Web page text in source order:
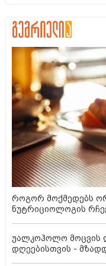
როგორ მოქმედებს
ნუტრიციოლოგის
უალკოჰოლო მოცვის
დღეებისთვის -